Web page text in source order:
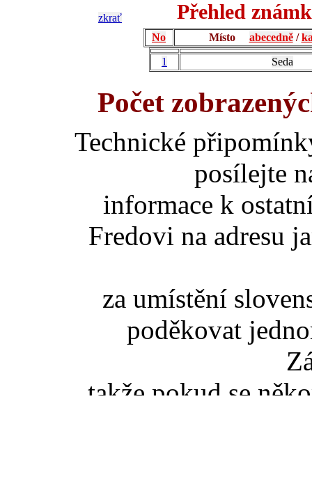
zkrať Přehled
No Místo abecedně/
1 Seda
Počet
Technické
posílejte
informace k
Fredovi na adresu
za umístění
poděkovat
takže pokud se